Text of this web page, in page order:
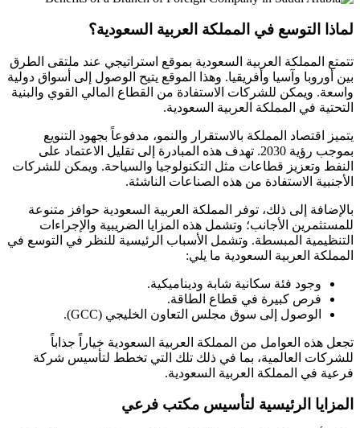
لماذا التوسع في المملكة العربية السعودية؟
تتمتع المملكة العربية السعودية بموقع استراتيجي عند ملتقى الطرق
بين أوروبا وآسيا وأفريقيا. وهذا الموقع يتيح الوصول إلى أسواق دولية
واسعة. ويمكن للشركات الاستفادة من القطاع المالي القوي والبنية
التحتية في المملكة العربية السعودية.
يتميز اقتصاد المملكة بالاستقرار والنمو، مدفوعاً بجهود التنويع
بموجب رؤية 2030. تهدف هذه المبادرة إلى تقليل الاعتماد على
النفط وتعزيز قطاعات مثل التكنولوجيا والسياحة. ويمكن للشركات
الأجنبية الاستفادة من هذه الصناعات الناشئة.
بالإضافة إلى ذلك، توفر المملكة العربية السعودية حوافز متنوعة
للمستثمرين الأجانب؛ وتشمل هذه المزايا الضريبية والإجراءات
التنظيمية المبسطة. وتشمل الأسباب الرئيسية للنظر في التوسع في
المملكة العربية السعودية ما يلي:
وجود فئة سكانية شابة وديناميكية.
فرص كبيرة في قطاع الطاقة.
الوصول إلى سوق مجلس التعاون الخليجي (GCC).
تجعل هذه العوامل من المملكة العربية السعودية خياراً جذاباً
للشركات العالمية، بما في ذلك تلك التي تخطط لتأسيس شركة
فرعية في المملكة العربية السعودية.
المزايا الرئيسية لتأسيس مكتب فرعي